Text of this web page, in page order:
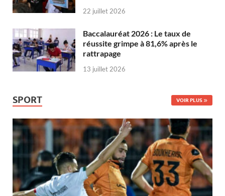
22 juillet 2026
Baccalauréat 2026 : Le taux de
réussite grimpe à 81,6% après le
rattrapage
13 juillet 2026
SPORT VOIR PLUS